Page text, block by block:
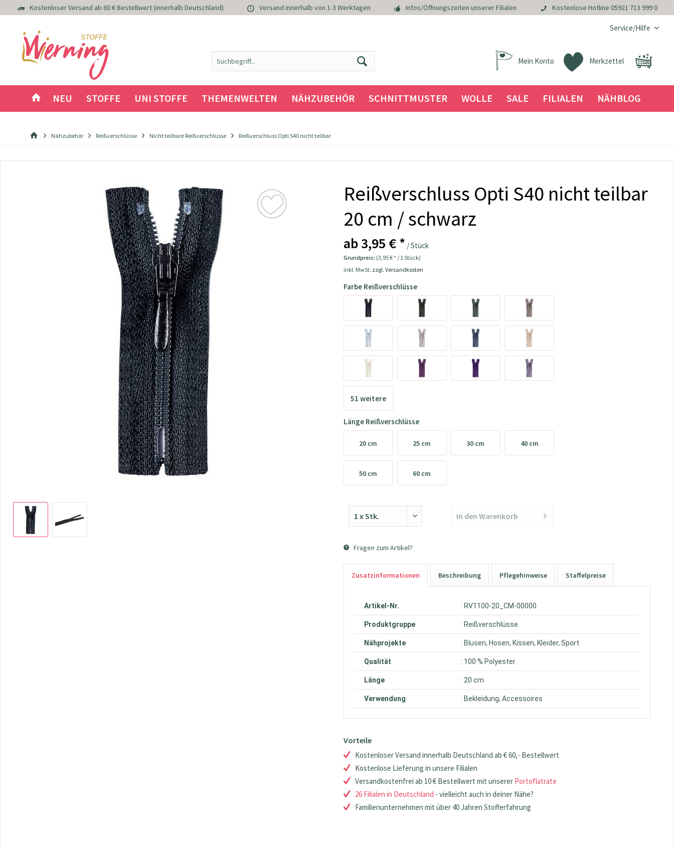
Kostenloser Versand ab 60 € Bestellwert (innerhalb Deutschland) Versand innerhalb von 1-3 Werktagen Infos/Öffnungszeiten unserer Filialen Kostenlose Hotline 05921 713 999 0
Service/Hilfe
Merkzettel
Mein Konto
NEU STOFFE UNI STOFFE THEMENWELTEN NÄHZUBEHÖR SCHNITTMUSTER WOLLE SALE FILIALEN NÄHBLOG
Nähzubehör Reißverschlüsse Nicht teilbare Reißverschlüsse Reißverschluss Opti S40 nicht teilbar
Reißverschluss Opti S40 nicht teilbar
20 cm / schwarz
ab 3,95 € * / Stück
Grundpreis: (3,95 € * / 1 Stück)
inkl. MwSt. zzgl. Versandkosten
Farbe Reißverschlüsse
51 weitere
>>>
Länge Reißverschlüsse
20 cm 25 cm 30 cm 40 cm
50 cm 60 cm
In den Warenkorb
Fragen zum Artikel?
Zusatzinformationen Beschreibung Pflegehinweise Staffelpreise
Artikel-Nr. : RV1100-20_CM-00000
Produktgruppe : Reißverschlüsse
Nähprojekte : Blusen, Hosen, Kissen, Kleider, Sport
Qualität : 100 % Polyester
Länge : 20 cm
Verwendung : Bekleidung, Accessoires
Vorteile
Kostenloser Versand innerhalb Deutschland ab € 60,- Bestellwert
Kostenlose Lieferung in unsere Filialen
Versandkostenfrei ab 10 € Bestellwert mit unserer Portoflatrate
26 Filialen in Deutschland - vielleicht auch in deiner Nähe?
Familienunternehmen mit über 40 Jahren Stofferfahrung